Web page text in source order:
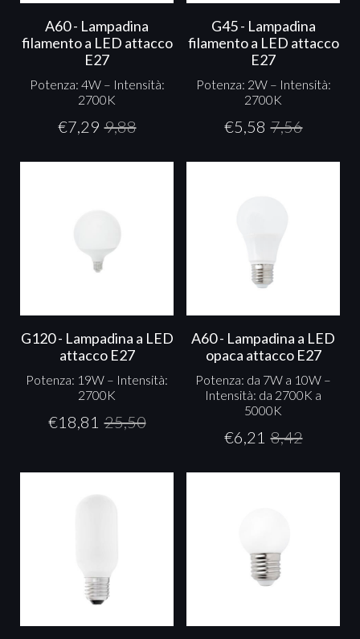
A60 - Lampadina
filamento a LED attacco
E27
Potenza: 4W – Intensità:
2700K
€7,29 9,88
G45 - Lampadina
filamento a LED attacco
E27
Potenza: 2W – Intensità:
2700K
€5,58 7,56
G120 - Lampadina a LED
attacco E27
Potenza: 19W – Intensità:
2700K
€18,81 25,50
A60 - Lampadina a LED
opaca attacco E27
Potenza: da 7W a 10W –
Intensità: da 2700K a
5000K
€6,21 8,42